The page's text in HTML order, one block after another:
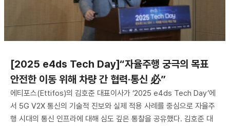
[2025 e4ds Tech Day]“자율주행 궁극의 목표
안전한 이동 위해 차량 간 협력·통신 必”
에티포스(Ettifos)의 김호준 대표이사가 ‘2025 e4ds Tech Day’에
서 5G V2X 통신의 기술적 진보와 실제 적용 사례를 중심으로 자율주
행 시대의 통신 인프라에 대해 심도 깊은 통찰을 공유했다. 김호준 대